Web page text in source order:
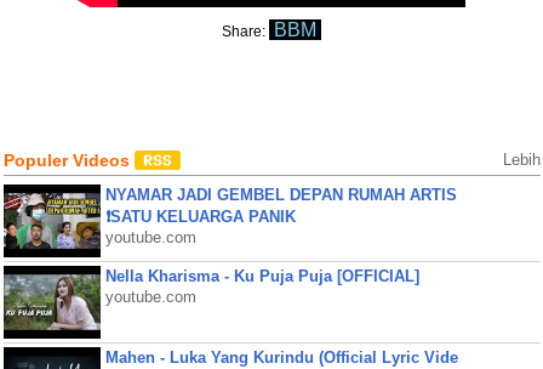
Share: BBM
Populer Videos Lebih
NYAMAR JADI GEMBEL DEPAN RUMAH ARTIS
❗SATU KELUARGA PANIK
youtube.com
Nella Kharisma - Ku Puja Puja [OFFICIAL]
youtube.com
Mahen - Luka Yang Kurindu (Official Lyric Vide